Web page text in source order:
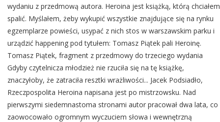
wydaniu z przedmową autora. Heroina jest książką, którą chciałem
spalić. Myślałem, żeby wykupić wszystkie znajdujące się na rynku
egzemplarze powieści, usypać z nich stos w warszawskim parku i
urządzić happening pod tytułem: Tomasz Piątek pali Heroinę.
Tomasz Piątek, fragment z przedmowy do trzeciego wydania
Gdyby czytelnicza młodzież nie rzuciła się na tę książkę,
znaczyłoby, że zatraciła resztki wrażliwości... Jacek Podsiadło,
Rzeczpospolita Heroina napisana jest po mistrzowsku. Nad
pierwszymi siedemnastoma stronami autor pracował dwa lata, co
zaowocowało ogromnym wyczuciem słowa i wewnętrzną